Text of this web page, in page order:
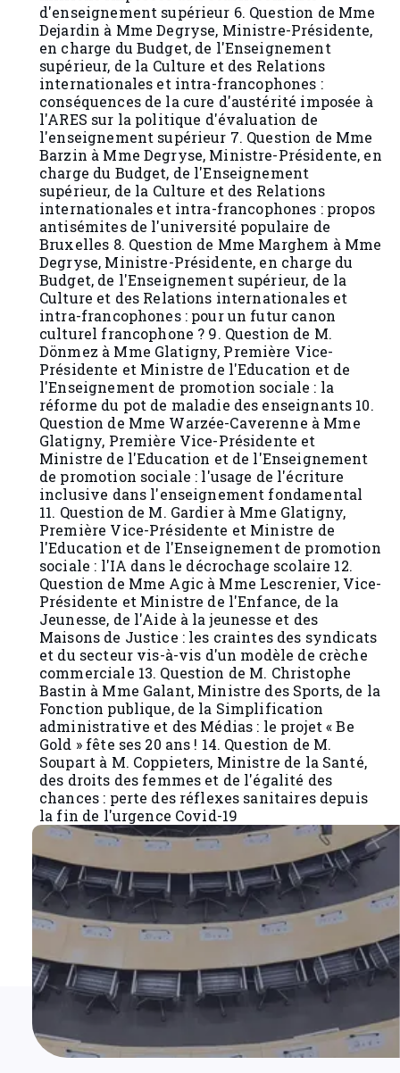
d'enseignement supérieur 6. Question de Mme
Dejardin à Mme Degryse, Ministre-Présidente,
en charge du Budget, de l'Enseignement
supérieur, de la Culture et des Relations
internationales et intra-francophones :
conséquences de la cure d'austérité imposée à
l'ARES sur la politique d'évaluation de
l'enseignement supérieur 7. Question de Mme
Barzin à Mme Degryse, Ministre-Présidente, en
charge du Budget, de l'Enseignement
supérieur, de la Culture et des Relations
internationales et intra-francophones : propos
antisémites de l'université populaire de
Bruxelles 8. Question de Mme Marghem à Mme
Degryse, Ministre-Présidente, en charge du
Budget, de l'Enseignement supérieur, de la
Culture et des Relations internationales et
intra-francophones : pour un futur canon
culturel francophone ? 9. Question de M.
Dönmez à Mme Glatigny, Première Vice-
Présidente et Ministre de l'Education et de
l'Enseignement de promotion sociale : la
réforme du pot de maladie des enseignants 10.
Question de Mme Warzée-Caverenne à Mme
Glatigny, Première Vice-Présidente et
Ministre de l'Education et de l'Enseignement
de promotion sociale : l'usage de l'écriture
inclusive dans l'enseignement fondamental
11. Question de M. Gardier à Mme Glatigny,
Première Vice-Présidente et Ministre de
l'Education et de l'Enseignement de promotion
sociale : l'IA dans le décrochage scolaire 12.
Question de Mme Agic à Mme Lescrenier, Vice-
Présidente et Ministre de l'Enfance, de la
Jeunesse, de l'Aide à la jeunesse et des
Maisons de Justice : les craintes des syndicats
et du secteur vis-à-vis d'un modèle de crèche
commerciale 13. Question de M. Christophe
Bastin à Mme Galant, Ministre des Sports, de la
Fonction publique, de la Simplification
administrative et des Médias : le projet « Be
Gold » fête ses 20 ans ! 14. Question de M.
Soupart à M. Coppieters, Ministre de la Santé,
des droits des femmes et de l'égalité des
chances : perte des réflexes sanitaires depuis
la fin de l'urgence Covid-19